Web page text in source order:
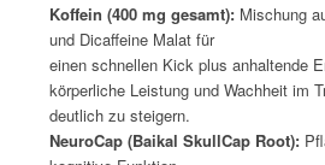
Koffein (400 mg gesamt):Mischung
und Dicaffeine Malat für
einen schnellen Kick plus anhaltende
körperliche Leistung und Wachheit im
deutlich zu steigern.
NeuroCap (Baikal SkullCap Root):